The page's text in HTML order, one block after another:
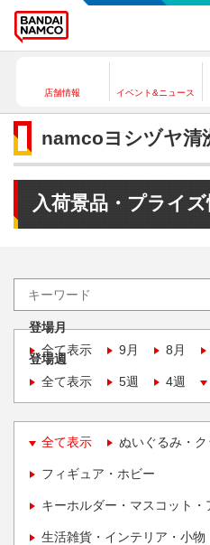
店舗情報 イベント&ニュース
namcoヨシヅヤ清
入荷景品・プライズ
登場月
全て表示
9月 8月
登場週
全て表示
5週 4週
全て表示 ぬいぐるみ・ク
フィギュア・ホビー
キーホルダー・マスコット・
生活雑貨・インテリア・小物